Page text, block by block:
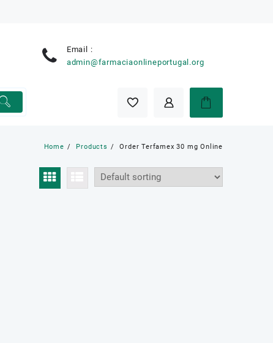
Email :
admin@farmaciaonlineportugal.org
Home Products Order Terfamex 30 mg Online